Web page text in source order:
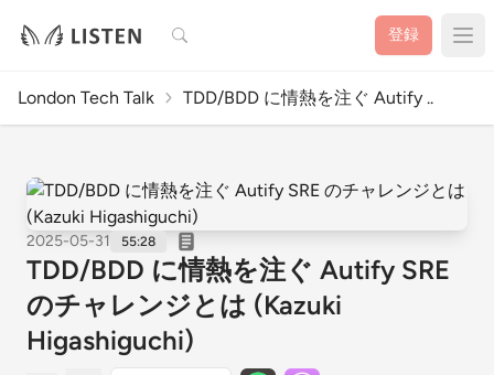
検索 登録
London Tech Talk TDD/BDD に情熱を注ぐ Autify ..
2025-05-31 55:28
TDD/BDD に情熱を注ぐ Autify SRE
のチャレンジとは (Kazuki
Higashiguchi)